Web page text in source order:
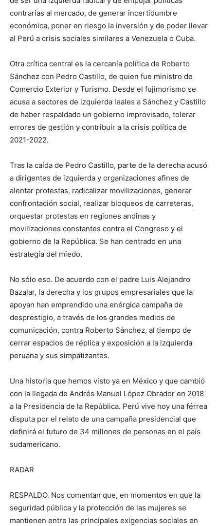
contrarias al mercado, de generar incertidumbre
económica, poner en riesgo la inversión y de poder llevar
al Perú a crisis sociales similares a Venezuela o Cuba.
Otra crítica central es la cercanía política de Roberto
Sánchez con Pedro Castillo, de quien fue ministro de
Comercio Exterior y Turismo. Desde el fujimorismo se
acusa a sectores de izquierda leales a Sánchez y Castillo
de haber respaldado un gobierno improvisado, tolerar
errores de gestión y contribuir a la crisis política de
2021-2022.
Tras la caída de Pedro Castillo, parte de la derecha acusó
a dirigentes de izquierda y organizaciones afines de
alentar protestas, radicalizar movilizaciones, generar
confrontación social, realizar bloqueos de carreteras,
orquestar protestas en regiones andinas y
movilizaciones constantes contra el Congreso y el
gobierno de la República. Se han centrado en una
estrategia del miedo.
No sólo eso. De acuerdo con el padre Luis Alejandro
Bazalar, la derecha y los grupos empresariales que la
apoyan han emprendido una enérgica campaña de
desprestigio, a través de los grandes medios de
comunicación, contra Roberto Sánchez, al tiempo de
cerrar espacios de réplica y exposición a la izquierda
peruana y sus simpatizantes.
Una historia que hemos visto ya en México y que cambió
con la llegada de Andrés Manuel López Obrador en 2018
a la Presidencia de la República. Perú vive hoy una férrea
disputa por el relato de una campaña presidencial que
definirá el futuro de 34 millones de personas en el país
sudamericano.
RADAR
RESPALDO. Nos comentan que, en momentos en que la
seguridad pública y la protección de las mujeres se
mantienen entre las principales exigencias sociales en